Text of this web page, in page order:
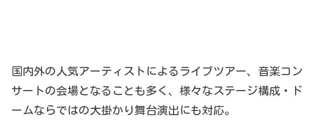
国内外の人気アーティストによるライブツアー、音楽コン
サートの会場となることも多く、様々なステージ構成・ド
ームならではの大掛かり舞台演出にも対応。